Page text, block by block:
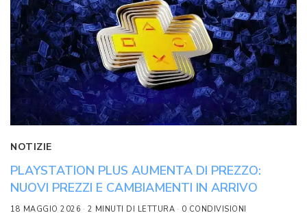
NOTIZIE
PLAYSTATION PLUS AUMENTA DI PREZZO:
NUOVI PREZZI E CAMBIAMENTI IN ARRIVO
18 MAGGIO 2026 2 MINUTI DI LETTURA 0 CONDIVISIONI